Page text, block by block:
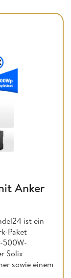
Anker
ist ein
Paket
500W-
Solix
sowie einem